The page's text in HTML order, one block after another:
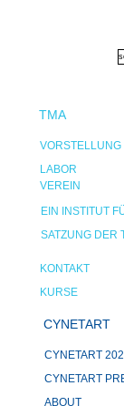
TMA
VORSTELLUNG
LABOR
VEREIN
EIN INSTITUT
SATZUNG DER
KONTAKT
KURSE
CYNETART
CYNETART
CYNETART
ABOUT